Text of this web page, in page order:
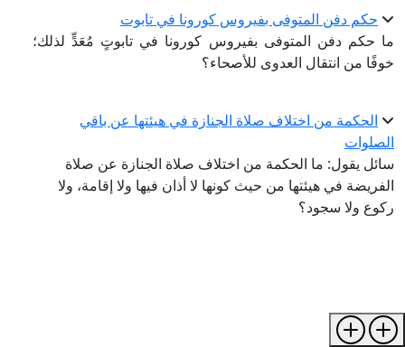
حكم دفن المتوفى بفيروس كورونا في تابوت
حكم دفن المتوفى بفيروس كورونا في تابوتٍ مُعَدٍّ لذلك؛
من انتقال العدوى للأصحاء؟
الحكمة من اختلاف صلاة الجنازة في هيئتها عن باقي
يقول: ما الحكمة من اختلاف صلاة الجنازة عن صلاة
في هيئتها من حيث كونها لا أذان فيها ولا إقامة، ولا
ولا سجود؟